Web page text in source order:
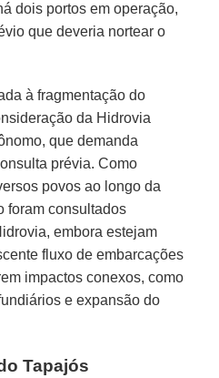
dois portos em operação,
que deveria nortear o
à fragmentação do
da Hidrovia
que demanda
prévia. Como
povos ao longo da
foram consultados
embora estejam
fluxo de embarcações
impactos conexos, como
e expansão do
Tapajós